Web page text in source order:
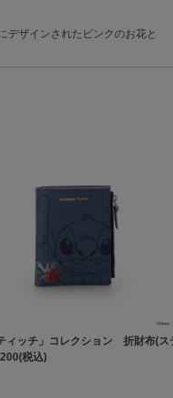
デザインされたピンクのお花と
ィッチ」コレクション 折財布(ス
税込)